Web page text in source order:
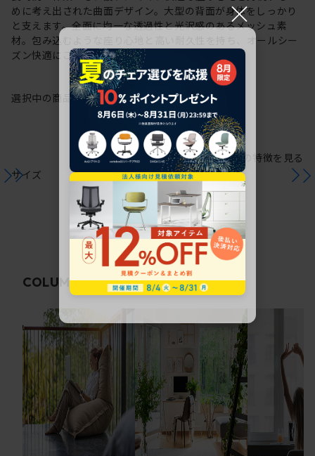
めに考え出された曲面デザイン。大型の背面が身体をしっかり
と支えます。全面に均一な透過性と光沢感のあるメッシュ素
材。包み込むような座り心地と高い耐久性を持ち、オールシー
ズン快適にご使用いただけます。
選択中の商品情報保証注意事項
サイズ
シリーズの特徴を見る
COLUMN関連コラム
×